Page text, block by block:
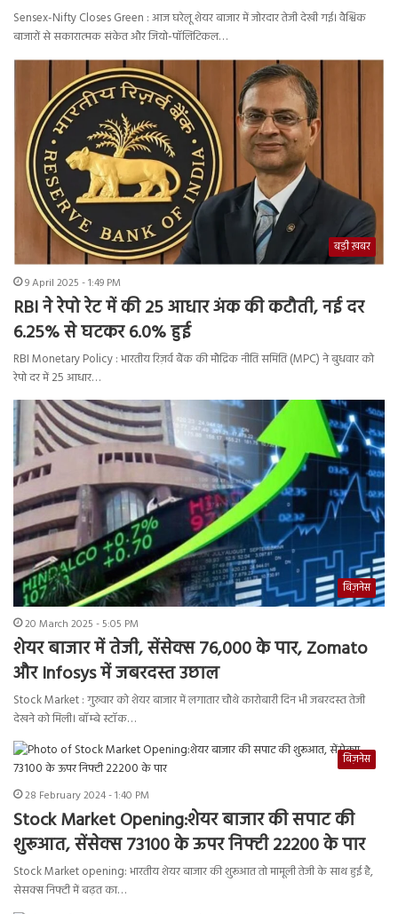
Sensex-Nifty Closes Green : आज घरेलू शेयर बाजार में जोरदार तेजी देखी गई। वैश्विक
बाजारों से सकारात्मक संकेत और जियो-पॉलिटिकल…
बड़ी ख़बर
9 April 2025 - 1:49 PM
RBI ने रेपो रेट में की 25 आधार अंक की कटौती, नई दर
6.25% से घटकर 6.0% हुई
RBI Monetary Policy : भारतीय रिज़र्व बैंक की मौद्रिक नीति समिति (MPC) ने बुधवार को
रेपो दर में 25 आधार…
बिज़नेस
20 March 2025 - 5:05 PM
शेयर बाजार में तेजी, सेंसेक्स 76,000 के पार, Zomato
और Infosys में जबरदस्त उछाल
Stock Market : गुरुवार को शेयर बाजार में लगातार चौथे कारोबारी दिन भी जबरदस्त तेजी
देखने को मिली। बॉम्बे स्टॉक…
बिज़नेस
28 February 2024 - 1:40 PM
Stock Market Opening:शेयर बाजार की सपाट की
शुरूआत, सेंसेक्स 73100 के ऊपर निफ्टी 22200 के पार
Stock Market opening: भारतीय शेयर बाजार की शुरूआत तो मामूली तेजी के साथ हुई है,
सेसक्स निफ्टी में बढ़त का…